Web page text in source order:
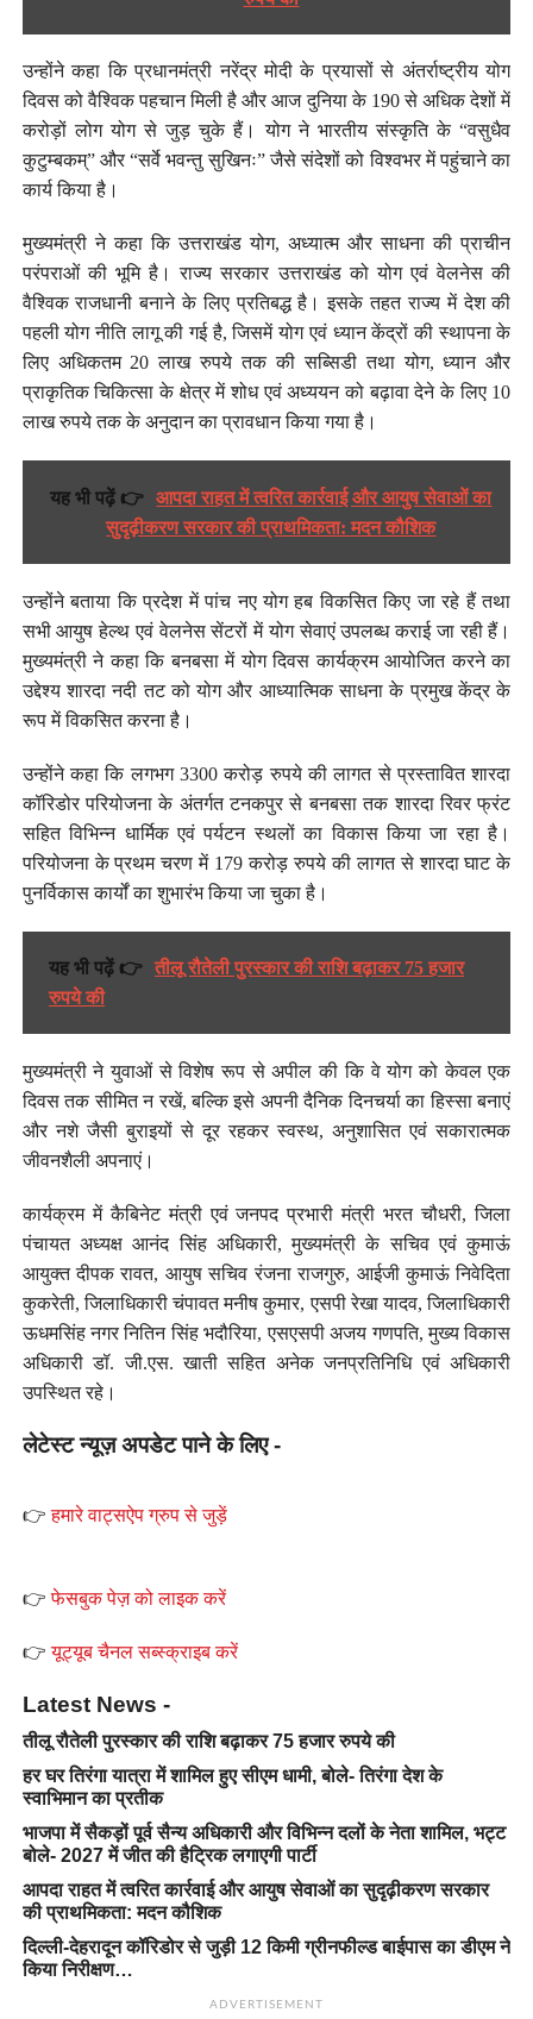
उन्होंने कहा कि प्रधानमंत्री नरेंद्र मोदी के प्रयासों से अंतर्राष्ट्रीय योग
दिवस को वैश्विक पहचान मिली है और आज दुनिया के 190 से अधिक देशों में
करोड़ों लोग योग से जुड़ चुके हैं। योग ने भारतीय संस्कृति के “वसुधैव
कुटुम्बकम्” और “सर्वे भवन्तु सुखिनः” जैसे संदेशों को विश्वभर में पहुंचाने का
कार्य किया है।
मुख्यमंत्री ने कहा कि उत्तराखंड योग, अध्यात्म और साधना की प्राचीन
परंपराओं की भूमि है। राज्य सरकार उत्तराखंड को योग एवं वेलनेस की
वैश्विक राजधानी बनाने के लिए प्रतिबद्ध है। इसके तहत राज्य में देश की
पहली योग नीति लागू की गई है, जिसमें योग एवं ध्यान केंद्रों की स्थापना के
लिए अधिकतम 20 लाख रुपये तक की सब्सिडी तथा योग, ध्यान और
प्राकृतिक चिकित्सा के क्षेत्र में शोध एवं अध्ययन को बढ़ावा देने के लिए 10
लाख रुपये तक के अनुदान का प्रावधान किया गया है।
यह भी पढ़ें 👉
आपदा राहत में त्वरित कार्रवाई और आयुष सेवाओं का
सुदृढ़ीकरण सरकार की प्राथमिकता: मदन कौशिक
उन्होंने बताया कि प्रदेश में पांच नए योग हब विकसित किए जा रहे हैं तथा
सभी आयुष हेल्थ एवं वेलनेस सेंटरों में योग सेवाएं उपलब्ध कराई जा रही हैं।
मुख्यमंत्री ने कहा कि बनबसा में योग दिवस कार्यक्रम आयोजित करने का
उद्देश्य शारदा नदी तट को योग और आध्यात्मिक साधना के प्रमुख केंद्र के
रूप में विकसित करना है।
उन्होंने कहा कि लगभग 3300 करोड़ रुपये की लागत से प्रस्तावित शारदा
कॉरिडोर परियोजना के अंतर्गत टनकपुर से बनबसा तक शारदा रिवर फ्रंट
सहित विभिन्न धार्मिक एवं पर्यटन स्थलों का विकास किया जा रहा है।
परियोजना के प्रथम चरण में 179 करोड़ रुपये की लागत से शारदा घाट के
पुनर्विकास कार्यों का शुभारंभ किया जा चुका है।
यह भी पढ़ें 👉 तीलू रौतेली पुरस्कार की राशि बढ़ाकर 75 हजार
रुपये की
मुख्यमंत्री ने युवाओं से विशेष रूप से अपील की कि वे योग को केवल एक
दिवस तक सीमित न रखें, बल्कि इसे अपनी दैनिक दिनचर्या का हिस्सा बनाएं
और नशे जैसी बुराइयों से दूर रहकर स्वस्थ, अनुशासित एवं सकारात्मक
जीवनशैली अपनाएं।
कार्यक्रम में कैबिनेट मंत्री एवं जनपद प्रभारी मंत्री भरत चौधरी, जिला
पंचायत अध्यक्ष आनंद सिंह अधिकारी, मुख्यमंत्री के सचिव एवं कुमाऊं
आयुक्त दीपक रावत, आयुष सचिव रंजना राजगुरु, आईजी कुमाऊं निवेदिता
कुकरेती, जिलाधिकारी चंपावत मनीष कुमार, एसपी रेखा यादव, जिलाधिकारी
ऊधमसिंह नगर नितिन सिंह भदौरिया, एसएसपी अजय गणपति, मुख्य विकास
अधिकारी डॉ. जी.एस. खाती सहित अनेक जनप्रतिनिधि एवं अधिकारी
उपस्थित रहे।
लेटेस्ट न्यूज़ अपडेट पाने के लिए -
👉हमारे वाट्सऐप ग्रुप से जुड़ें
👉फेसबुक पेज़ को लाइक करें
👉यूट्यूब चैनल सब्स्क्राइब करें
Latest News -
तीलू रौतेली पुरस्कार की राशि बढ़ाकर 75 हजार रुपये की
हर घर तिरंगा यात्रा में शामिल हुए सीएम धामी, बोले- तिरंगा देश के
स्वाभिमान का प्रतीक
भाजपा में सैकड़ों पूर्व सैन्य अधिकारी और विभिन्न दलों के नेता शामिल, भट्ट
बोले- 2027 में जीत की हैट्रिक लगाएगी पार्टी
आपदा राहत में त्वरित कार्रवाई और आयुष सेवाओं का सुदृढ़ीकरण सरकार
की प्राथमिकता: मदन कौशिक
दिल्ली-देहरादून कॉरिडोर से जुड़ी 12 किमी ग्रीनफील्ड बाईपास का डीएम ने
किया निरीक्षण…
ADVERTISEMENT